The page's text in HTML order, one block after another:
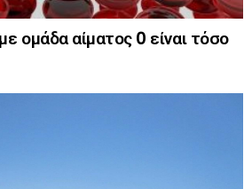
ομάδα αίματος 0 είναι τόσο